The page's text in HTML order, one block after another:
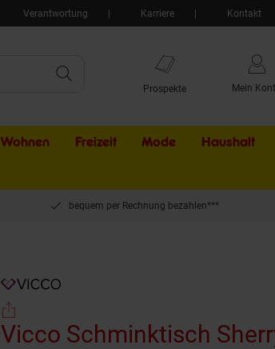
Verantwortung Karriere Kontakt
Prospekte Mein
Wohnen Freizeit Mode Haushalt
bequem per Rechnung bezahlen***
Vicco Schminktisch